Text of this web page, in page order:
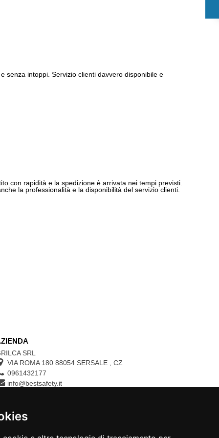
senza intoppi. Servizio clienti davvero disponibile e
con rapidità e la spedizione è arrivata nei tempi previsti.
la professionalità e la disponibilità del servizio clienti.
SRL
VIA ROMA 180 88054 SERSALE
CZ
0961432177
info@bestsafety.it
CONTROLLA LO STATO DEL TUO ORDINE